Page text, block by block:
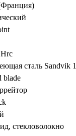
сталь Sandvik
blade
стекловолокно